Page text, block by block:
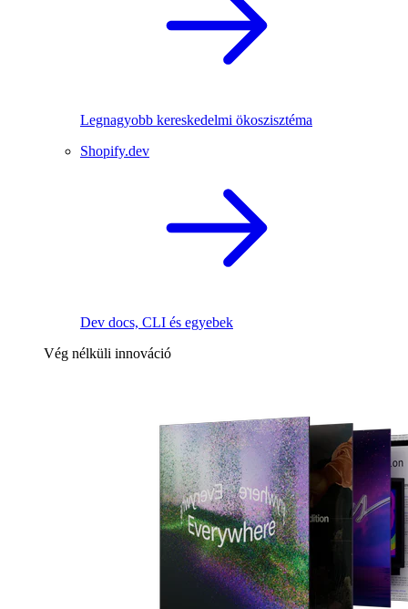
Legnagyobb kereskedelmi ökoszisztéma
Shopify.dev
Dev docs, CLI és egyebek
Vég nélküli innováció